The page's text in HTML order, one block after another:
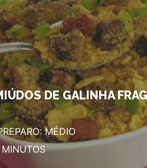
DE GALINHA
MÉDIO